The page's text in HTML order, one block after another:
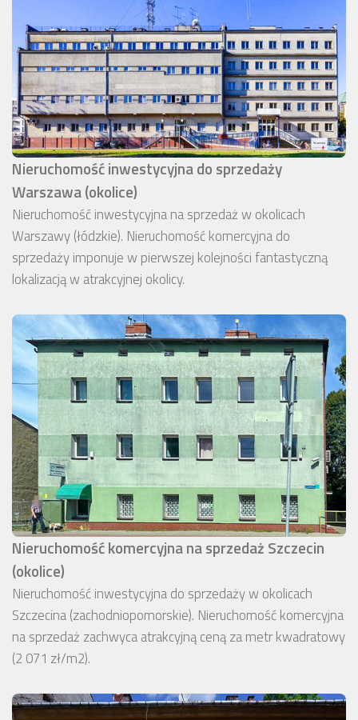
Nieruchomość inwestycyjna do sprzedaży
Warszawa (okolice)
Nieruchomość inwestycyjna na sprzedaż w okolicach
Warszawy (łódzkie). Nieruchomość komercyjna do
sprzedaży imponuje w pierwszej kolejności fantastyczną
lokalizacją w atrakcyjnej okolicy.
Nieruchomość komercyjna na sprzedaż Szczecin
(okolice)
Nieruchomość inwestycyjna do sprzedaży w okolicach
Szczecina (zachodniopomorskie). Nieruchomość komercyjna
na sprzedaż zachwyca atrakcyjną ceną za metr kwadratowy
(2 071 zł/m2).